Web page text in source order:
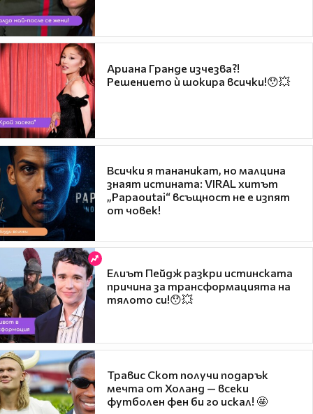
Ариана Гранде изчезва?!
Решението ѝ шокира всички!😯💥
Всички я тананикат, но малцина
знаят истината: VIRAL хитът
„Papaoutai“ всъщност не е изпят
от човек!
Елиът Пейдж разкри истинската
причина за трансформацията на
тялото си!😯💥
Травис Скот получи подарък
мечта от Холанд — всеки
футболен фен би го искал! 🤩